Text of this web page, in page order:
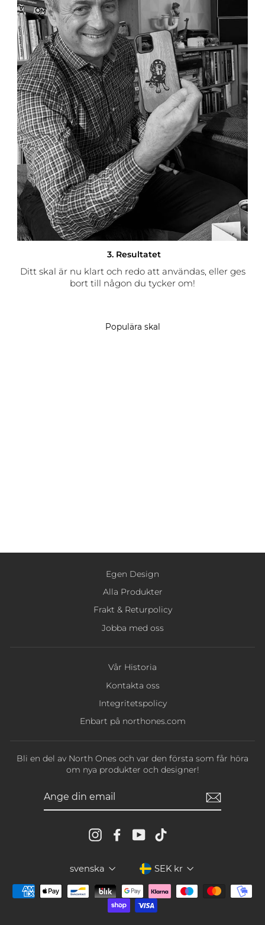
3. Resultatet
Ditt skal är nu klart och redo att användas, eller ges
bort till någon du tycker om!
Populära skal
Egen Design
Alla Produkter
Frakt & Returpolicy
Jobba med oss
Vår Historia
Kontakta oss
Integritetspolicy
Enbart på northones.com
Bli en del av North Ones och var den första som får höra
om nya produkter och designer!
InstagramFacebookYouTube
Språk
svenska ValutaSEK kr